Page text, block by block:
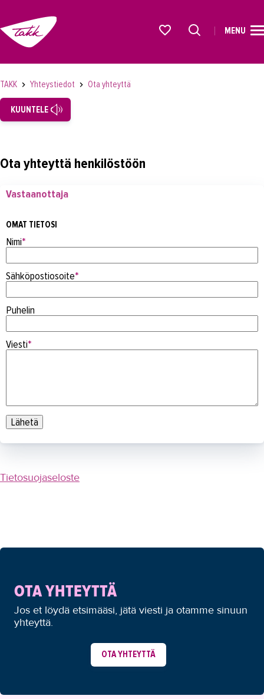
OPISKELIJAKSI
YRITYKSILLE
OMA TAKK
YHTEYSTIEDOT
Yhteystiedot
Näin saavut TAKKiin
Todistus kadoksissa?
Tietosuoja
MENU
TAKK Yhteystiedot Ota yhteyttä
KUUNTELE
Ota yhteyttä henkilöstöön
Vastaanottaja
OMAT TIETOSI
Nimi*
Sähköpostiosoite*
Puhelin
Viesti*
Tietosuojaseloste
OTA YHTEYTTÄ
Jos et löydä etsimääsi, jätä viesti ja otamme sinuun
yhteyttä.
OTA YHTEYTTÄ